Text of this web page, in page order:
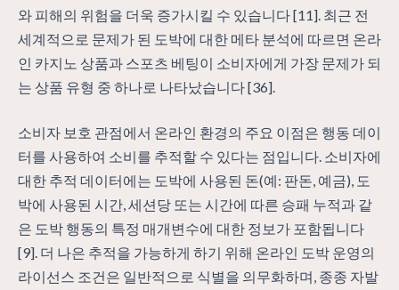
와 피해의 위험을 더욱 증가시킬 수 있습니다 [11]. 최근 전
세계적으로 문제가 된 도박에 대한 메타 분석에 따르면 온라
인 카지노 상품과 스포츠 베팅이 소비자에게 가장 문제가 되
는 상품 유형 중 하나로 나타났습니다 [36].
소비자 보호 관점에서 온라인 환경의 주요 이점은 행동 데이
터를 사용하여 소비를 추적할 수 있다는 점입니다. 소비자에
대한 추적 데이터에는 도박에 사용된 돈(예: 판돈, 예금), 도
박에 사용된 시간, 세션당 또는 시간에 따른 승패 누적과 같
은 도박 행동의 특정 매개변수에 대한 정보가 포함됩니다
[9]. 더 나은 추적을 가능하게 하기 위해 온라인 도박 운영의
라이선스 조건은 일반적으로 식별을 의무화하며, 종종 자발